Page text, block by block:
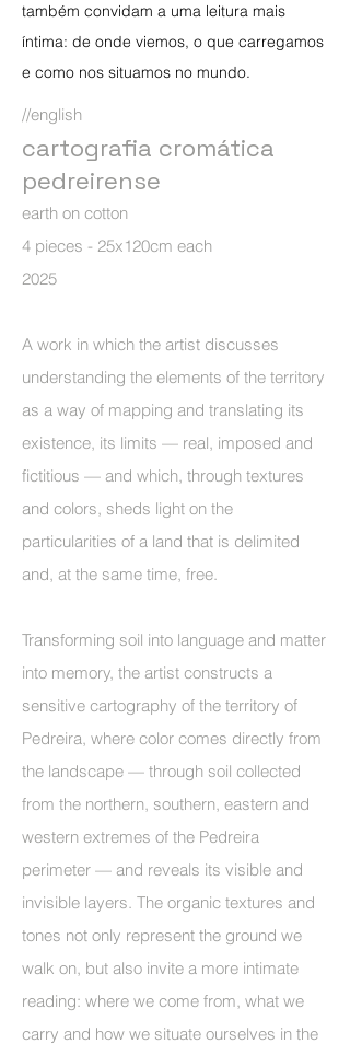
também convidam a uma leitura mais
íntima: de onde viemos, o que carregamos
e como nos situamos no mundo.
//english
cartografia cromática
pedreirense
earth on cotton
4 pieces - 25x120cm each
2025
A work in which the artist discusses
understanding the elements of the territory
as a way of mapping and translating its
existence, its limits — real, imposed and
fictitious — and which, through textures
and colors, sheds light on the
particularities of a land that is delimited
and, at the same time, free.
Transforming soil into language and matter
into memory, the artist constructs a
sensitive cartography of the territory of
Pedreira, where color comes directly from
the landscape — through soil collected
from the northern, southern, eastern and
western extremes of the Pedreira
perimeter — and reveals its visible and
invisible layers. The organic textures and
tones not only represent the ground we
walk on, but also invite a more intimate
reading: where we come from, what we
carry and how we situate ourselves in the